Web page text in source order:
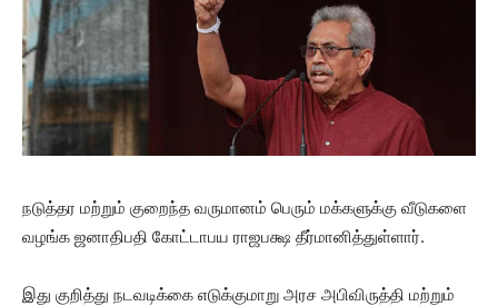
நடுத்தர மற்றும் குறைந்த வருமானம் பெரும் மக்களுக்கு வீடுகளை
வழங்க ஜனாதிபதி கோட்டாபய ராஜபக்ஷ தீர்மானித்துள்ளார்.
இது குறித்து நடவடிக்கை எடுக்குமாறு அரச அபிவிருத்தி மற்றும்